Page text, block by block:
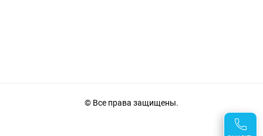
© Все права защищены.